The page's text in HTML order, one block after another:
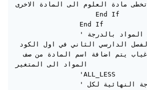
تخطى مادة العلوم الى المادة الاخرى
                    End If
                End If
                'هنا يتم مقارنة المواد بالدرجة
الصغرى الخاصة الفصل الدارسي الثاني في اول الكود
او اذا كانت غياب يتم اضافة اسم المادة من صف
المواد الى المتغير
                'ALL_LESS
                'او  مقارنة الدرجة النهائية لكل